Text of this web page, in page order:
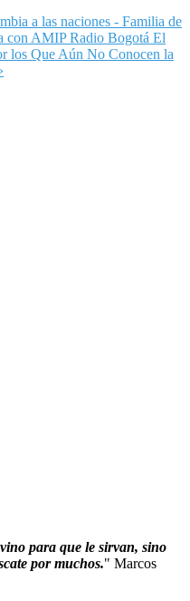
a las naciones - Familia de
con AMIP Radio Bogotá El
los Que Aún No Conocen la
para que le sirvan, sino
por muchos." Marcos